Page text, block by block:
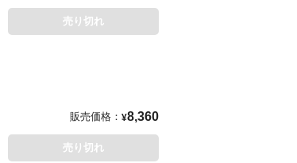
売り切れ
販売価格： ¥8,360
売り切れ